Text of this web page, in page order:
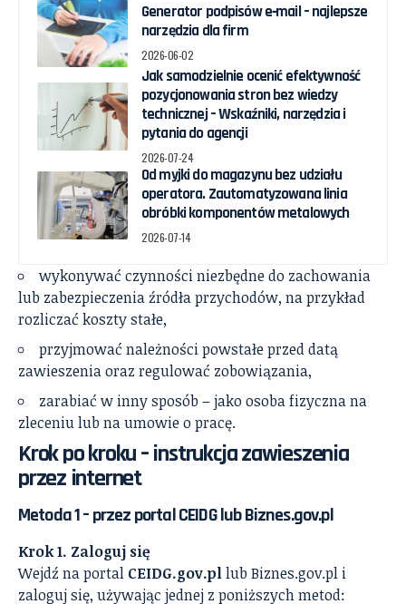
Generator podpisów e‑mail – najlepsze
narzędzia dla firm
2026-06-02
Jak samodzielnie ocenić efektywność
pozycjonowania stron bez wiedzy
technicznej – Wskaźniki, narzędzia i
pytania do agencji
2026-07-24
Od myjki do magazynu bez udziału
operatora. Zautomatyzowana linia
obróbki komponentów metalowych
2026-07-14
wykonywać czynności niezbędne do zachowania
lub zabezpieczenia źródła przychodów, na przykład
rozliczać koszty stałe,
przyjmować należności powstałe przed datą
zawieszenia oraz regulować zobowiązania,
zarabiać w inny sposób – jako osoba fizyczna na
zleceniu lub na umowie o pracę.
Krok po kroku – instrukcja zawieszenia
przez internet
Metoda 1 – przez portal CEIDG lub Biznes.gov.pl
Krok 1. Zaloguj się
Wejdź na portal CEIDG.gov.pllub Biznes.gov.pl i
zaloguj się, używając jednej z poniższych metod: